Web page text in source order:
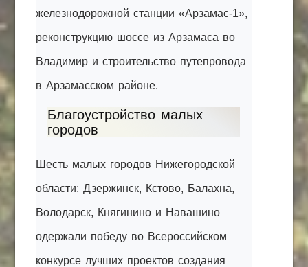
железнодорожной станции «Арзамас-1»,
реконструкцию шоссе из Арзамаса во
Владимир и строительство путепровода
в Арзамасском районе.
Благоустройство малых
городов
Шесть малых городов Нижегородской
области: Дзержинск, Кстово, Балахна,
Володарск, Княгинино и Навашино
одержали победу во Всероссийском
конкурсе лучших проектов создания